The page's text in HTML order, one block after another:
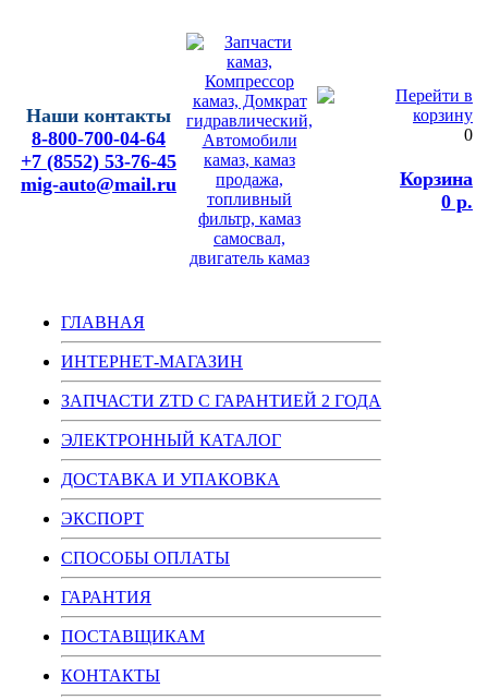
Наши контакты
8-800-700-04-64
+7 (8552) 53-76-45
mig-auto@mail.ru
0
Корзина
0 р.
ГЛАВНАЯ
ИНТЕРНЕТ-МАГАЗИН
ЗАПЧАСТИ ZTD С ГАРАНТИЕЙ 2 ГОДА
ЭЛЕКТРОННЫЙ КАТАЛОГ
ДОСТАВКА И УПАКОВКА
ЭКСПОРТ
СПОСОБЫ ОПЛАТЫ
ГАРАНТИЯ
ПОСТАВЩИКАМ
КОНТАКТЫ